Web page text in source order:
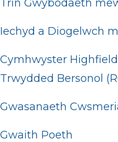
Trin Gwybodaeth
Iechyd a Diogelwch
Cymhwyster
Trwydded Bersonol
Gwasanaeth
Gwaith Poeth